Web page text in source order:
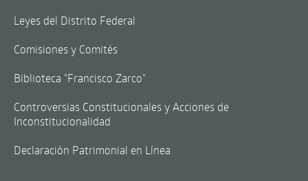
Leyes del Distrito Federal
Comisiones y Comités
Biblioteca "Francisco Zarco"
Controversias Constitucionales y Acciones de
Inconstitucionalidad
Declaración Patrimonial en Línea